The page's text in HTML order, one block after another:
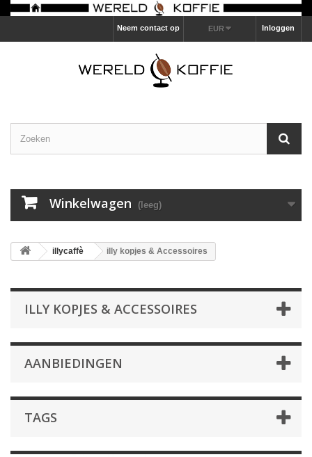
Inloggen
EUR
Neem contact op
Winkelwagen (leeg)
illycaffè illy kopjes & Accessoires
ILLY KOPJES & ACCESSOIRES
AANBIEDINGEN
TAGS